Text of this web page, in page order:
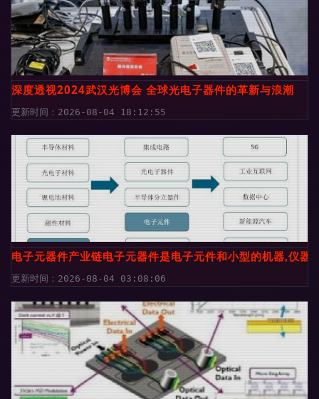
深度透视2024武汉光博会 全球光电子器件的革新与浪潮
更新时间：2026-08-04 18:12:55
电子元器件产业链电子元器件是电子元件和小型的机器,仪器
更新时间：2026-08-04 03:08:06